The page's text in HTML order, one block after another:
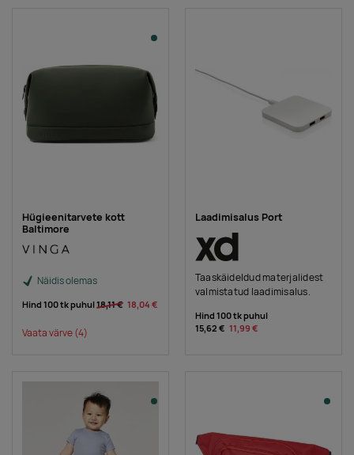
Hügieenitarvete kott
Baltimore
Näidis olemas
Hind 100 tk puhul18,11 € 18,04 €
Vaata värve(4)
Laadimisalus Port
Taaskäideldud materjalidest
valmistatud laadimisalus.
Hind 100 tk puhul
15,62 € 11,99 €